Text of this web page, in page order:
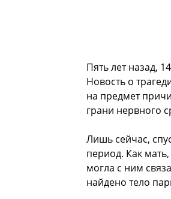
Пять лет назад,
Новость о
на предмет
грани нервного
Лишь сейчас,
период. Как
могла с ним
найдено тело